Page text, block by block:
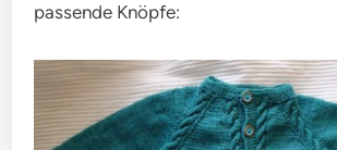
passende Knöpfe: